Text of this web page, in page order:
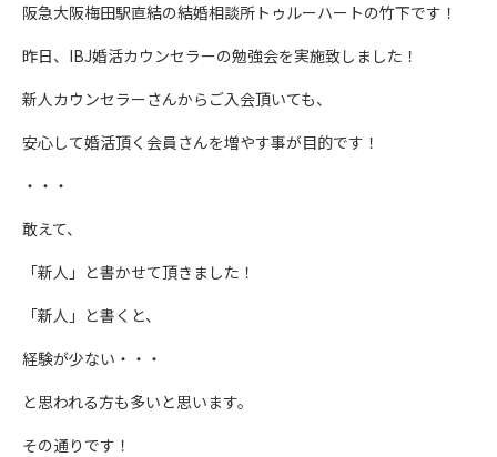
阪急大阪梅田駅直結の結婚相談所トゥルーハートの竹下です！
昨日、IBJ婚活カウンセラーの勉強会を実施致しました！
新人カウンセラーさんからご入会頂いても、
安心して婚活頂く会員さんを増やす事が目的です！
・・・
敢えて、
「新人」と書かせて頂きました！
「新人」と書くと、
経験が少ない・・・
と思われる方も多いと思います。
その通りです！